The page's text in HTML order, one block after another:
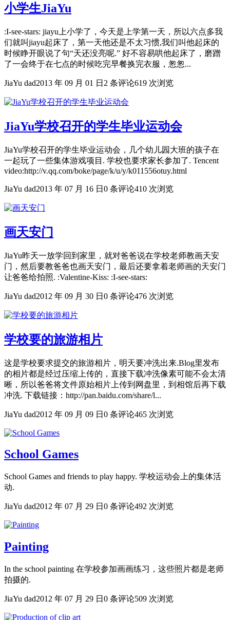
小学生JiaYu
:I-see-stars: jiayu上小学了，今天是上学第一天，所以六点多我
们就叫jiayu起床了，第一天他还是不太习惯,我们叫他起床的
时候睁开眼说了句“天还没亮呢.” 好不容易哄他起床了，磨蹭
了一会终于在七点的时候吃完早餐换完衣服，怱怱...
JiaYu dad2013 年 09 月 01 日 2 条评论619 次浏览
JiaYu学校召开的学生毕业运动会
JiaYu学校召开的学生毕业运动会，几个幼儿园大班的孩子在
一起玩了一些集体游戏项目. 学校也要求家长参加了. Tencent
video:http://v.qq.com/boke/page/k/u/y/k011556otuy.html
JiaYu dad2013 年 07 月 16 日 0 条评论410 次浏览
画天安门
JiaYu昨天一放学回到家里，就对爸爸说在学校老师教画天安
门，然后要教爸爸也画天安门，最后还要拿着老师画的天安门
让爸爸给拍照. :Valentine-Kiss: :I-see-stars:
JiaYu dad2012 年 09 月 30 日 0 条评论476 次浏览
学校要的旅游相片
这是学校要求提交的旅游相片，明天要冲洗出来.Blog里发布
的相片都是经过压缩上传的，直接下载冲洗像素可能不会太清
晰，所以爸爸将文件原始相片上传到网盘里，到相馆后再下载
冲洗. 下载链接：http://pan.baidu.com/share/l...
JiaYu dad2012 年 09 月 09 日 0 条评论465 次浏览
School Games
School Games and friends to play happy. 学校运动会上的集体活
动.
JiaYu dad2012 年 07 月 29 日 0 条评论492 次浏览
Painting
In the school painting 在学校参加画画练习，这些照片都是老师
拍摄的.
JiaYu dad2012 年 07 月 29 日 0 条评论509 次浏览